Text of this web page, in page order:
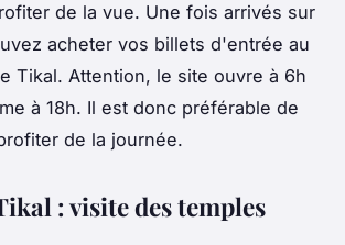
de la vue. Une fois arrivés sur
acheter vos billets d'entrée au
Tikal. Attention, le site ouvre à 6h
à 18h. Il est donc préférable de
de la journée.
: visite des temples